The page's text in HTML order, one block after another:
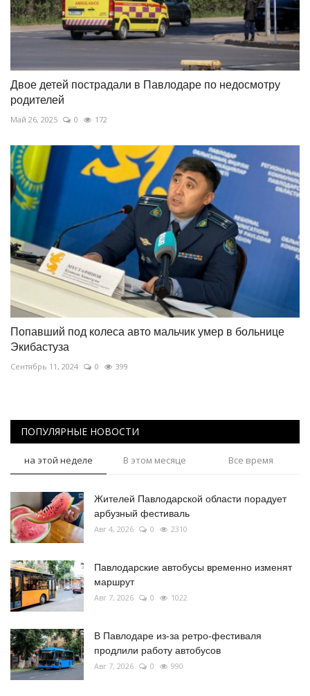
Двое детей пострадали в Павлодаре по недосмотру
родителей
Май 26, 2025 0 172
Попавший под колеса авто мальчик умер в больнице
Экибастуза
Сентябрь 11, 2024 0 399
ПОПУЛЯРНЫЕ НОВОСТИ
на этой неделе В этом месяце Все время
Жителей Павлодарской области порадует
арбузный фестиваль
Авг 4, 2026 0 2310
Павлодарские автобусы временно изменят
маршрут
Авг 7, 2026 0 1022
В Павлодаре из-за ретро-фестиваля
продлили работу автобусов
Авг 7, 2026 0 990